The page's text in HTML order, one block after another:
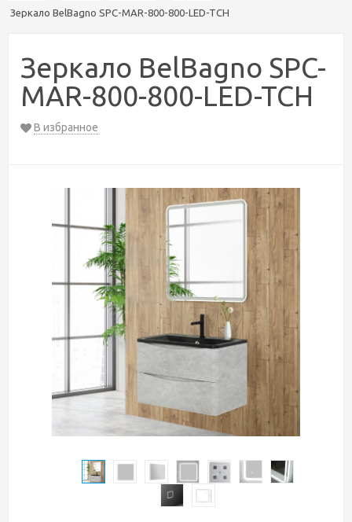
Зеркало BelBagno SPC-MAR-800-800-LED-TCH
Зеркало BelBagno SPC-
MAR-800-800-LED-TCH
В избранное